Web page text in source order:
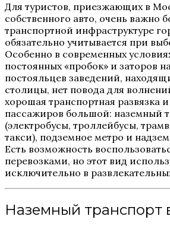
Для туристов, приезжающих в
собственного авто, очень важно
транспортной инфраструктуре
обязательно учитывается при
Особенно в современных
постоянных «пробок» и заторов
постояльцев заведений,
столицы, нет повода для
хорошая транспортная развязка
пассажиров большой: наземный
(электробусы, троллейбусы,
такси), подземное метро и
Есть возможность
перевозками, но этот вид
исключительно в
Наземный транспорт